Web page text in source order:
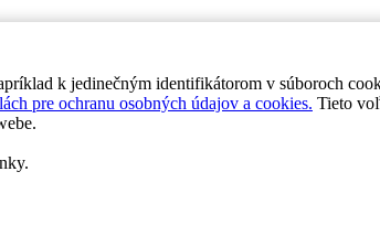
k jedinečným identifikátorom v súboroch
pre ochranu osobných údajov a cookies. Tieto